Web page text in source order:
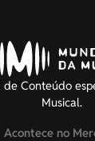
de Conteúdo
Musical.
Acontece no